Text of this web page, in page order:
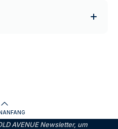
AVENUE Newsletter, um